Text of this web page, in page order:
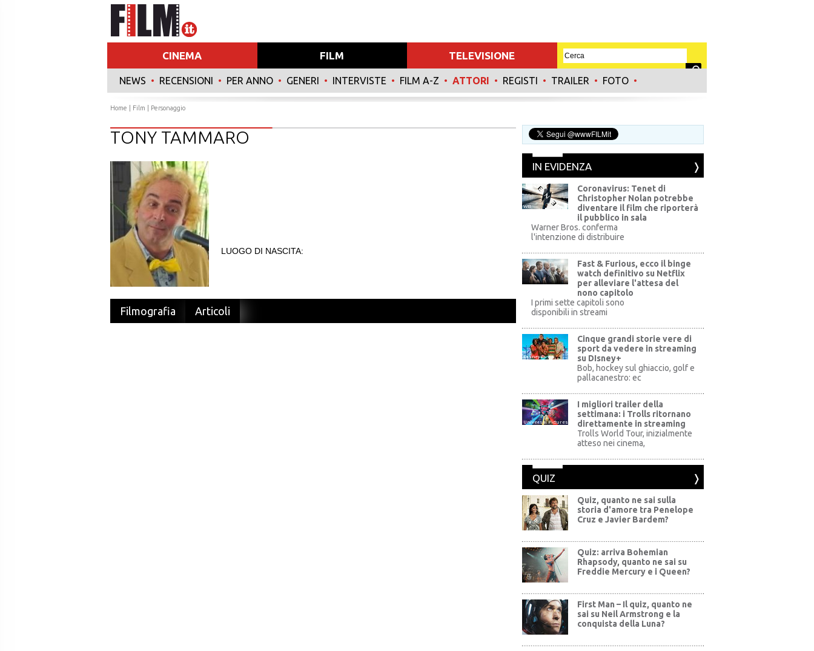
CINEMA FILM TELEVISIONE
NEWS • RECENSIONI • PER ANNO • GENERI • INTERVISTE • FILM A-Z • ATTORI • REGISTI • TRAILER • FOTO •
Home Film | Personaggio
TONY TAMMARO
LUOGO DI NASCITA:
Filmografia Articoli
IN EVIDENZA
WB
Coronavirus: Tenet di
Christopher Nolan potrebbe
diventare il film che riporterà
il pubblico in sala
Warner Bros. conferma
l'intenzione di distribuire
Fast & Furious, ecco il binge
watch definitivo su Netflix
per alleviare l'attesa del
nono capitolo
I primi sette capitoli sono
disponibili in streami
Disney+
Cinque grandi storie vere di
sport da vedere in streaming
su DIsney+
Bob, hockey sul ghiaccio, golf e
pallacanestro: ec
Universal Pictures
I migliori trailer della
settimana: i Trolls ritornano
direttamente in streaming
Trolls World Tour, inizialmente
atteso nei cinema,
QUIZ
Quiz, quanto ne sai sulla
storia d'amore tra Penelope
Cruz e Javier Bardem?
Quiz: arriva Bohemian
Rhapsody, quanto ne sai su
Freddie Mercury e i Queen?
First Man – Il quiz, quanto ne
sai su Neil Armstrong e la
conquista della Luna?